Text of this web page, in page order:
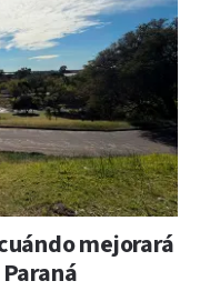
mejorará